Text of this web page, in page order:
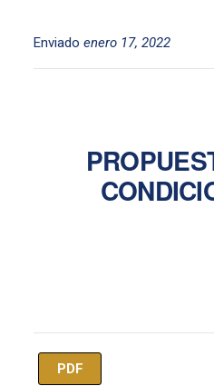
Enviado enero 17, 2022
PDF